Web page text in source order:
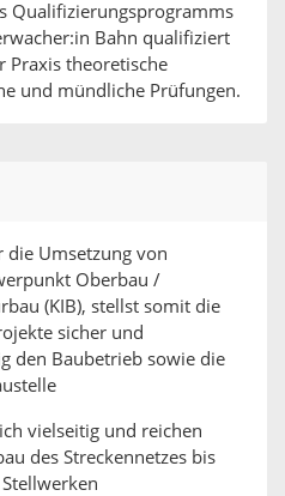
Qualifizierungsprogramms
Bahn qualifiziert
Praxis theoretische
und mündliche Prüfungen.
die Umsetzung von
Oberbau /
(KIB), stellst somit die
sicher und
den Baubetrieb sowie die
vielseitig und reichen
des Streckennetzes bis